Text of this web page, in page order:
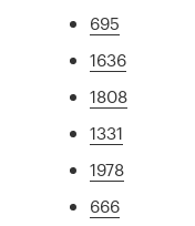
695
1636
1808
1331
1978
666